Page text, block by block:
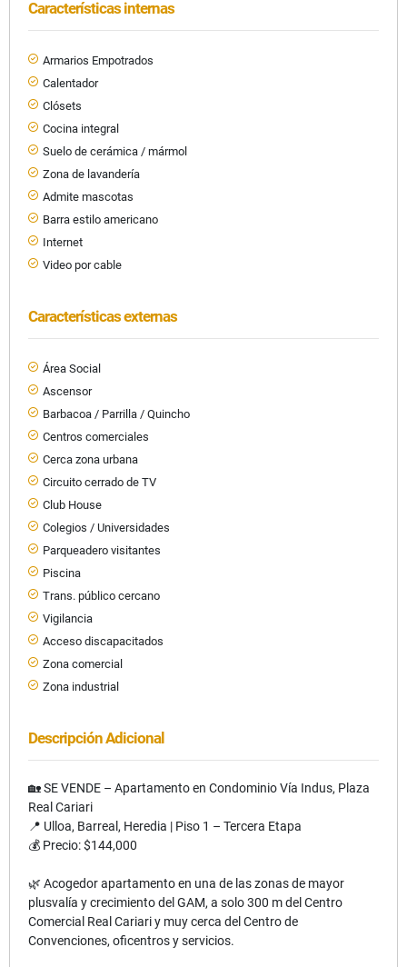
Características internas
Armarios Empotrados
Calentador
Clósets
Cocina integral
Suelo de cerámica / mármol
Zona de lavandería
Admite mascotas
Barra estilo americano
Internet
Video por cable
Características externas
Área Social
Ascensor
Barbacoa / Parrilla / Quincho
Centros comerciales
Cerca zona urbana
Circuito cerrado de TV
Club House
Colegios / Universidades
Parqueadero visitantes
Piscina
Trans. público cercano
Vigilancia
Acceso discapacitados
Zona comercial
Zona industrial
Descripción Adicional
🏡 SE VENDE – Apartamento en Condominio Vía Indus, Plaza
Real Cariari
📍 Ulloa, Barreal, Heredia | Piso 1 – Tercera Etapa
💰 Precio: $144,000
🌿 Acogedor apartamento en una de las zonas de mayor
plusvalía y crecimiento del GAM, a solo 300 m del Centro
Comercial Real Cariari y muy cerca del Centro de
Convenciones, oficentros y servicios.